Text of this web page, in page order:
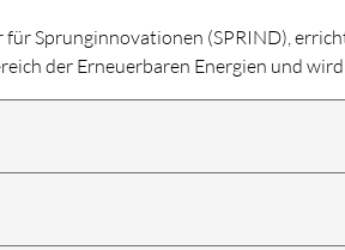
Sprunginnovationen (SPRIND),
der Erneuerbaren Energien und